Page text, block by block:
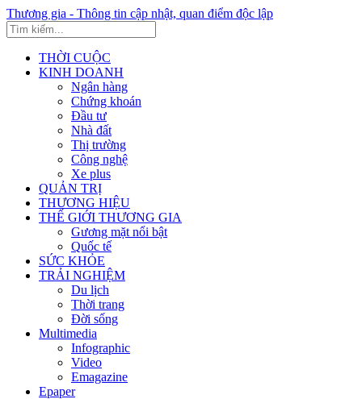
Thương gia - Thông tin cập nhật, quan điểm độc lập
THỜI CUỘC
KINH DOANH
Ngân hàng
Chứng khoán
Đầu tư
Nhà đất
Thị trường
Công nghệ
Xe plus
QUẢN TRỊ
THƯƠNG HIỆU
THẾ GIỚI THƯƠNG GIA
Gương mặt nổi bật
Quốc tế
SỨC KHỎE
TRẢI NGHIỆM
Du lịch
Thời trang
Đời sống
Multimedia
Infographic
Video
Emagazine
Epaper